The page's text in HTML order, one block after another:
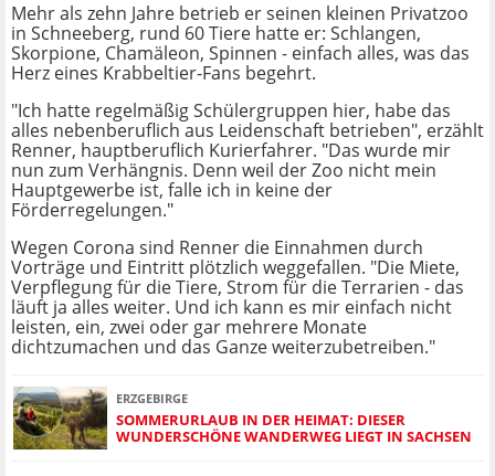
Mehr als zehn Jahre betrieb er seinen kleinen Privatzoo
in Schneeberg, rund 60 Tiere hatte er: Schlangen,
Skorpione, Chamäleon, Spinnen - einfach alles, was das
Herz eines Krabbeltier-Fans begehrt.
"Ich hatte regelmäßig Schülergruppen hier, habe das
alles nebenberuflich aus Leidenschaft betrieben", erzählt
Renner, hauptberuflich Kurierfahrer. "Das wurde mir
nun zum Verhängnis. Denn weil der Zoo nicht mein
Hauptgewerbe ist, falle ich in keine der
Förderregelungen."
Wegen Corona sind Renner die Einnahmen durch
Vorträge und Eintritt plötzlich weggefallen. "Die Miete,
Verpflegung für die Tiere, Strom für die Terrarien - das
läuft ja alles weiter. Und ich kann es mir einfach nicht
leisten, ein, zwei oder gar mehrere Monate
dichtzumachen und das Ganze weiterzubetreiben."
ERZGEBIRGE
SOMMERURLAUB IN DER HEIMAT: DIESER
WUNDERSCHÖNE WANDERWEG LIEGT IN SACHSEN